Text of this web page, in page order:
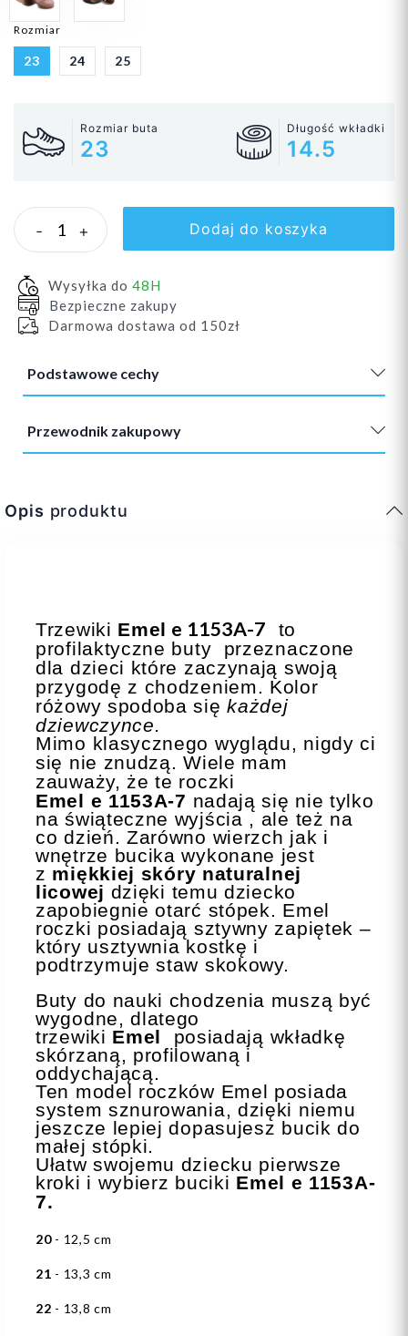
Rozmiar
23 24 25
Rozmiar buta
23
Długość wkładki
14.5
- + Dodaj do koszyka
Wysyłka do 48H
Bezpieczne zakupy
Darmowa dostawa od 150zł
Podstawowe cechy
Przewodnik zakupowy
Opis produktu
Trzewiki Emel e 1153A-7 to
profilaktyczne buty przeznaczone
dla dzieci które zaczynają swoją
przygodę z chodzeniem. Kolor
różowy spodoba siękażdej
dziewczynce.
Mimo klasycznego wyglądu, nigdy ci
się nie znudzą. Wiele mam
zauważy, że te roczki
Emel e 1153A-7 nadają się nie tylko
na świąteczne wyjścia , ale też na
co dzień. Zarówno wierzch jak i
wnętrze bucika wykonane jest
z miękkiej skóry naturalnej
licowej dzięki temu dziecko
zapobiegnie otarć stópek. Emel
roczki posiadają sztywny zapiętek –
który usztywnia kostkę i
podtrzymuje staw skokowy.
Buty do nauki chodzenia muszą być
wygodne, dlatego
trzewiki Emel
posiadają wkładkę
skórzaną, profilowaną i
oddychającą.
Ten model roczków Emel posiada
system sznurowania, dzięki niemu
jeszcze lepiej dopasujesz bucik do
małej stópki.
Ułatw swojemu dziecku pierwsze
kroki i wybierz buciki Emel e 1153A-
7.
20 - 12,5 cm
21 - 13,3 cm
22 - 13,8 cm